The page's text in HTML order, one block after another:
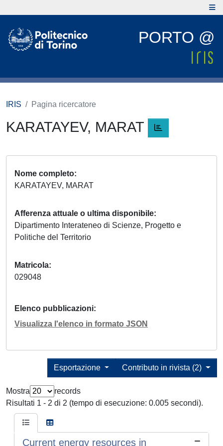
PORTO @
IRIS Pagina ricercatore
KARATAYEV, MARAT
Nome completo
KARATAYEV, MARAT
Afferenza attuale o ultima disponibile
Dipartimento Interateneo di Scienze, Progetto e
Politiche del Territorio
Matricola
029048
Elenco pubblicazioni
Visualizza l'elenco in formato JSON
Contributo in rivista (2)
Esportazione
Mostra
records
Risultati 1 - 2 di 2 (tempo di esecuzione: 0.005 secondi).
Current energy resources in